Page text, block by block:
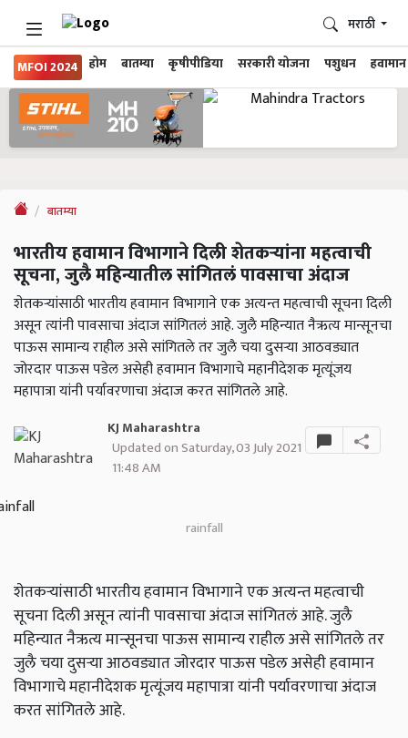
MFOI 2024 होम बातम्या कृषीपीडिया सरकारी योजना पशुधन हवामान
मराठी
बातम्या
भारतीय हवामान विभागाने दिली शेतकऱ्यांना महत्वाची
सूचना, जुलै महिन्यातील सांगितलं पावसाचा अंदाज
शेतकऱ्यांसाठी भारतीय हवामान विभागाने एक अत्यन्त महत्वाची सूचना दिली
असून त्यांनी पावसाचा अंदाज सांगितलं आहे. जुलै महिन्यात नैऋत्य मान्सूनचा
पाऊस सामान्य राहील असे सांगितले तर जुलै चया दुसऱ्या आठवड्यात
जोरदार पाऊस पडेल असेही हवामान विभागाचे महानीदेशक मृत्यूंजय
महापात्रा यांनी पर्यावरणाचा अंदाज करत सांगितले आहे.
KJ Maharashtra
Updated on Saturday, 03 July 2021
11:48 AM
rainfall
शेतकऱ्यांसाठी भारतीय हवामान विभागाने एक अत्यन्त महत्वाची
सूचना दिली असून त्यांनी पावसाचा अंदाज सांगितलं आहे. जुलै
महिन्यात नैऋत्य मान्सूनचा पाऊस सामान्य राहील असे सांगितले तर
जुलै चया दुसऱ्या आठवड्यात जोरदार पाऊस पडेल असेही हवामान
विभागाचे महानीदेशक मृत्यूंजय महापात्रा यांनी पर्यावरणाचा अंदाज
करत सांगितले आहे.